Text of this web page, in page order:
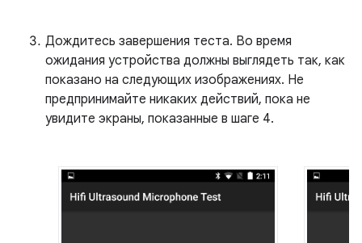
Дождитесь завершения теста. Во время
ожидания устройства должны выглядеть так, как
показано на следующих изображениях. Не
предпринимайте никаких действий, пока не
увидите экраны, показанные в шаге 4.